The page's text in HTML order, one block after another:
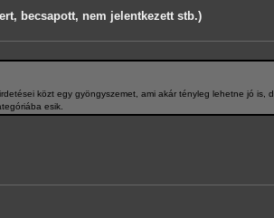
becsapott, nem jelentkezett stb.)
közt egy gyöngyszemet, ami akár tényleg lehetne jó
esik.